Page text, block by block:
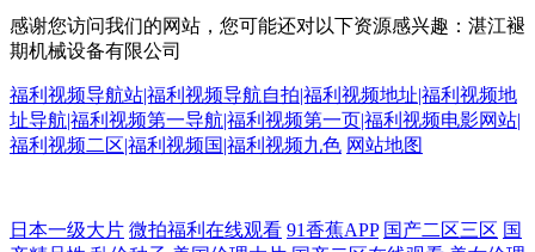
感谢您访问我们的网站，您可能还对以下资源感兴趣：湛江褪
期机械设备有限公司
福利视频导航站|福利视频导航自拍|福利视频地址|福利视频地
址导航|福利视频第一导航|福利视频第一页|福利视频电影网站|
福利视频二区|福利视频国|福利视频九色 网站地图
精品视频 欧美日韩国产在线 午夜秀场 亚洲性爱精品 人妖自慰网址 精品自
日本一级大片 微拍福利在线观看 91香蕉APP 国产二区三区 国